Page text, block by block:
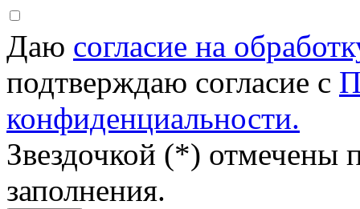
Даю согласие на
подтверждаю согласие с
конфиденциальности.
Звездочкой (*) отмечены
заполнения.